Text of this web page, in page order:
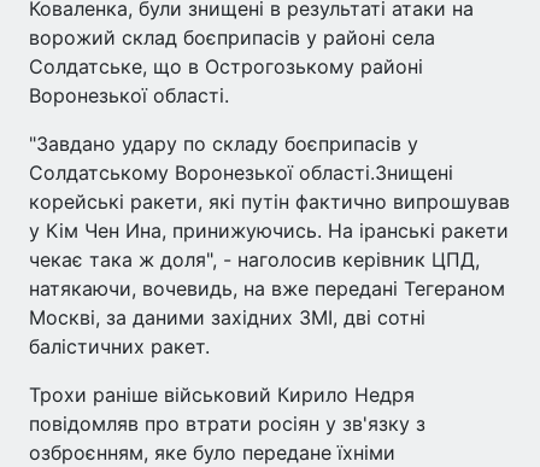
Коваленка, були знищені в результаті атаки на
ворожий склад боєприпасів у районі села
Солдатське, що в Острогозькому районі
Воронезької області.
"Завдано удару по складу боєприпасів у
Солдатському Воронезької області.Знищені
корейські ракети, які путін фактично випрошував
у Кім Чен Ина, принижуючись. На іранські ракети
чекає така ж доля", - наголосив керівник ЦПД,
натякаючи, вочевидь, на вже передані Тегераном
Москві, за даними західних ЗМІ, дві сотні
балістичних ракет.
Трохи раніше військовий Кирило Недря
повідомляв про втрати росіян у зв'язку з
озброєнням, яке було передане їхніми